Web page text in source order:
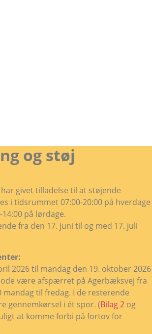
og støj
givet tilladelse til at støjende
i tidsrummet 07:00-20:00 på hverdage
på lørdage.
fra den 17. juni til og med 17. juli
2026 til mandag den 19. oktober 2026
være afspærret på Agerbæksvej fra
mandag til fredag. I de resterende
gennemkørsel i ét spor. (Bilag 2 og
at komme forbi på fortov for